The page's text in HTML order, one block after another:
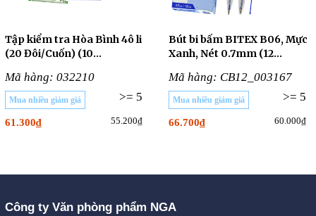
Tập kiểm tra Hòa Bình 4ô li
(20 Đôi/Cuốn) (10
Mã hàng: 032210
>= 5
Mua nhiều giảm giá
61.300₫ 55.200₫
Bút bi bấm BITEX B06, Mực
Xanh, Nét 0.7mm (12
Mã hàng: CB12_003167
>= 5
Mua nhiều giảm giá
66.700₫ 60.000₫
Công ty Văn phòng phẩm NGA